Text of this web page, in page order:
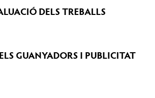
DELS TREBALLS
GUANYADORS I PUBLICITAT